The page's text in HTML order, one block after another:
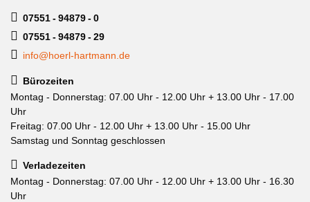
07551 - 94879 - 0
07551 - 94879 - 29
info@hoerl-hartmann.de
Bürozeiten
Montag - Donnerstag: 07.00 Uhr - 12.00 Uhr + 13.00 Uhr - 17.00
Uhr
Freitag: 07.00 Uhr - 12.00 Uhr + 13.00 Uhr - 15.00 Uhr
Samstag und Sonntag geschlossen
Verladezeiten
Montag - Donnerstag: 07.00 Uhr - 12.00 Uhr + 13.00 Uhr - 16.30
Uhr